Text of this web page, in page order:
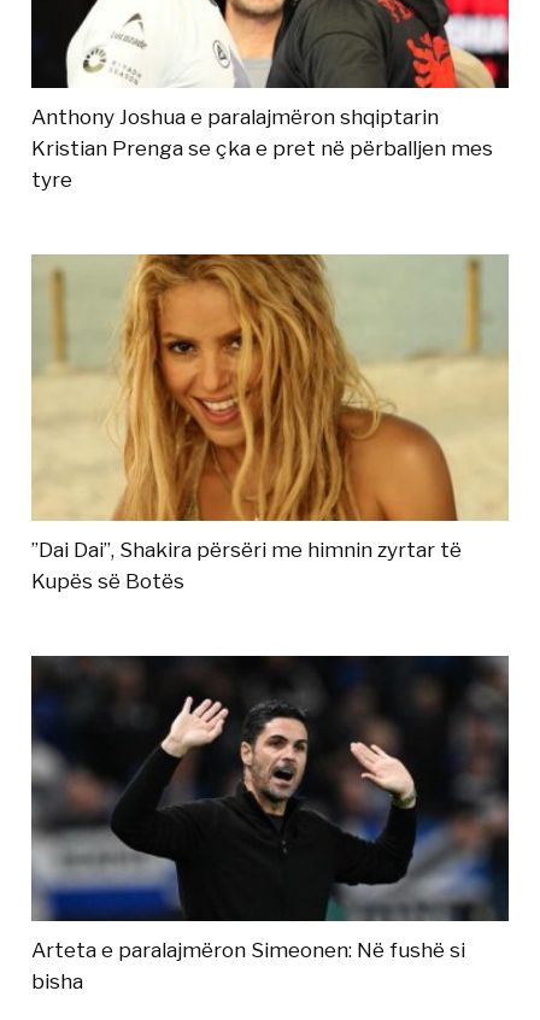
Anthony Joshua e paralajmëron shqiptarin
Kristian Prenga se çka e pret në përballjen mes
tyre
”Dai Dai”, Shakira përsëri me himnin zyrtar të
Kupës së Botës
Arteta e paralajmëron Simeonen: Në fushë si
bisha